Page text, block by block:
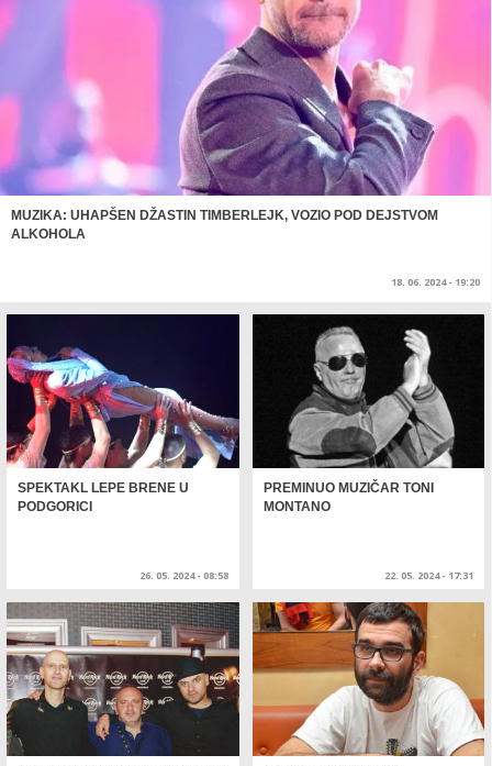
MUZIKA: UHAPŠEN DŽASTIN TIMBERLEJK, VOZIO POD DEJSTVOM
ALKOHOLA
18. 06. 2024 - 19:20
SPEKTAKL LEPE BRENE U
PODGORICI
26. 05. 2024 - 08:58
PREMINUO MUZIČAR TONI
MONTANO
22. 05. 2024 - 17:31